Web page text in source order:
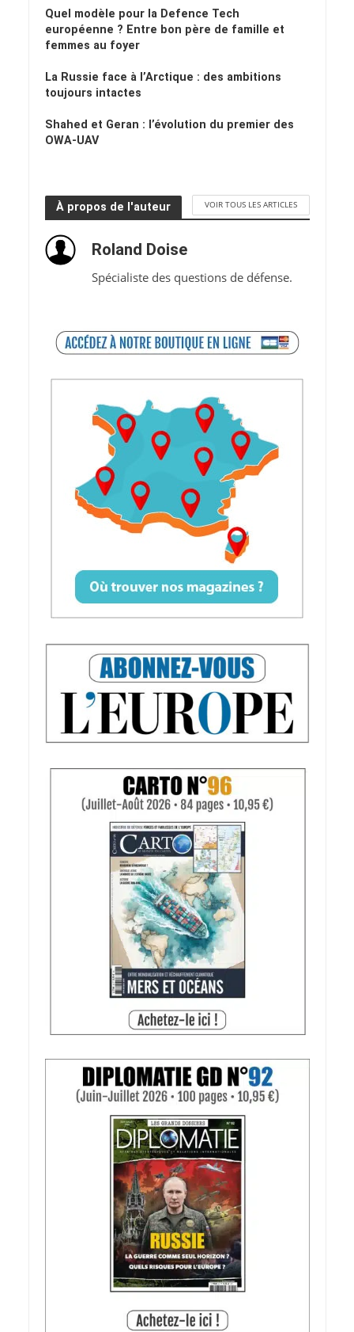
Quel modèle pour la Defence Tech
européenne ? Entre bon père de famille et
femmes au foyer
La Russie face à l’Arctique : des ambitions
toujours intactes
Shahed et Geran : l’évolution du premier des
OWA-UAV
À propos de l'auteur VOIR TOUS LES ARTICLES
Roland Doise
Spécialiste des questions de défense.